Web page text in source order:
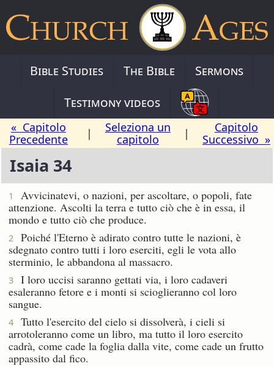
Bible Studies The Bible
Sermons
Testimony videos
« Capitolo
Precedente
|
Seleziona un
capitolo
|
Capitolo
Successivo »
Isaia 34
1
Avvicinatevi, o nazioni, per ascoltare, o popoli, fate
attenzione. Ascolti la terra e tutto ciò che è in essa, il
mondo e tutto ciò che produce.
2
Poiché l'Eterno è adirato contro tutte le nazioni, è
sdegnato contro tutti i loro eserciti, egli le vota allo
sterminio, le abbandona al massacro.
3
I loro uccisi saranno gettati via, i loro cadaveri
esaleranno fetore e i monti si scioglieranno col loro
sangue.
4
Tutto l'esercito del cielo si dissolverà, i cieli si
arrotoleranno come un libro, ma tutto il loro esercito
cadrà, come cade la foglia dalla vite, come cade un frutto
appassito dal fico.